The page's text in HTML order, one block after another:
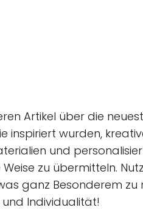
Artikel über die
inspiriert wurden,
und
zu übermitteln.
ganz Besonderem zu
und Individualität!